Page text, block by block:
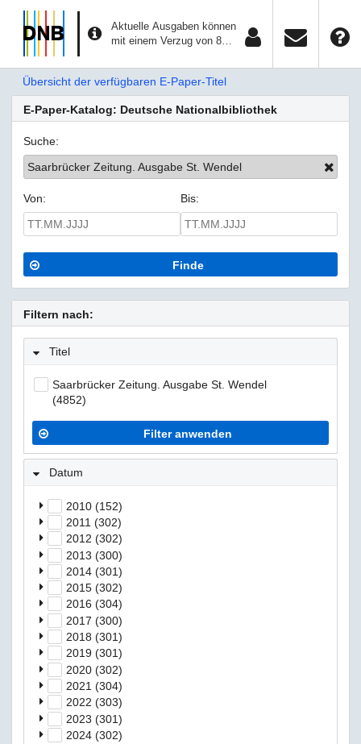
Aktuelle Ausgaben können
mit einem Verzug von 8
Übersicht der verfügbaren E-Paper-Titel
E-Paper-Katalog: Deutsche Nationalbibliothek
Suche:
Saarbrücker Zeitung. Ausgabe St. Wendel
Von: Bis:
Finde
Filtern nach:
Titel
Saarbrücker Zeitung. Ausgabe St. Wendel
(4852)
Filter anwenden
Datum
2010 (152)
2011 (302)
2012 (302)
2013 (300)
2014 (301)
2015 (302)
2016 (304)
2017 (300)
2018 (301)
2019 (301)
2020 (302)
2021 (304)
2022 (303)
2023 (301)
2024 (302)